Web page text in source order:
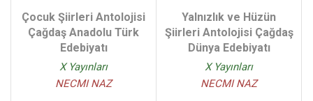
Çocuk Şiirleri Antolojisi
Çağdaş Anadolu Türk
Edebiyatı
X Yayınları
NECMI NAZ
Yalnızlık ve Hüzün
Şiirleri Antolojisi Çağdaş
Dünya Edebiyatı
X Yayınları
NECMI NAZ